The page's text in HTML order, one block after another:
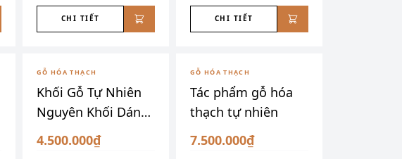
CHI TIẾT CHI TIẾT
GỖ HÓA THẠCH
Khối Gỗ Tự Nhiên
Nguyên Khối Dáng
Núi
4.500.000₫
GỖ HÓA THẠCH
Tác phẩm gỗ hóa
thạch tự nhiên
7.500.000₫